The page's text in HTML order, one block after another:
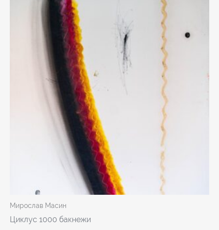
Мирослав Масин
Циклус 1000 бакнежи